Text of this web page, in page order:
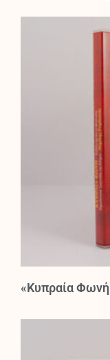
«Κυπραία Φωνή